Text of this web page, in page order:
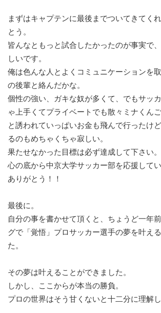
まずはキャプテンに最後までついてきてく
とう。
皆んなともっと試合したかったのが事実で
しいです。
俺は色んな人とよくコミュニケーションを
の後輩と絡んだかな。
個性の強い、ガキな奴が多くて、でもサッ
ゃ上手くてプライベートでも散々ミナくん
と誘われていっぱいお金も飛んで行ったけ
るのもめちゃくちゃ寂しい。
果たせなかった目標は必ず達成して下さい。
心の底から中京大学サッカー部を応援してい
ありがとう！！
最後に。
自分の事を書かせて頂くと、ちょうど一年
グで「覚悟」プロサッカー選手の夢を叶え
た。
その夢は叶えることができました。
しかし、ここからが本当の勝負。
プロの世界はそう甘くないと十二分に理解し